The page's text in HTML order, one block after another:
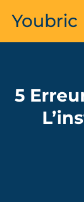
Youbric
5